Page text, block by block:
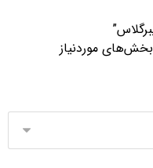
بخش‌های موردنیاز